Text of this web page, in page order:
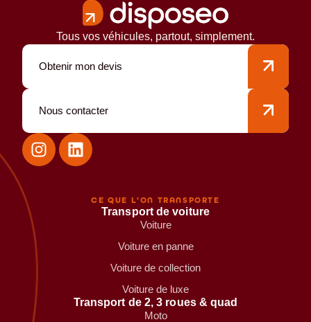
Tous vos véhicules, partout, simplement.
Obtenir mon devis
Nous contacter
CE QUE L'ON TRANSPORTE
Transport de voiture
Voiture
Voiture en panne
Voiture de collection
Voiture de luxe
Transport de 2, 3 roues & quad
Moto